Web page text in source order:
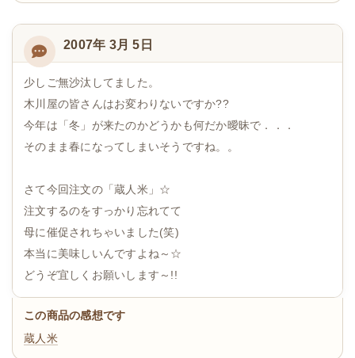
2007年 3月 5日
少しご無沙汰してました。
木川屋の皆さんはお変わりないですか??
今年は「冬」が来たのかどうかも何だか曖昧で．．．
そのまま春になってしまいそうですね。。
さて今回注文の「蔵人米」☆
注文するのをすっかり忘れてて
母に催促されちゃいました(笑)
本当に美味しいんですよね～☆
どうぞ宜しくお願いします～!!
この商品の感想です
蔵人米